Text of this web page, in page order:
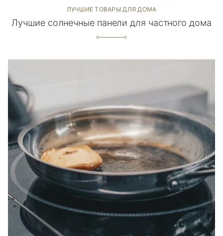
ЛУЧШИЕ ТОВАРЫ ДЛЯ ДОМА
Лучшие солнечные панели для частного дома